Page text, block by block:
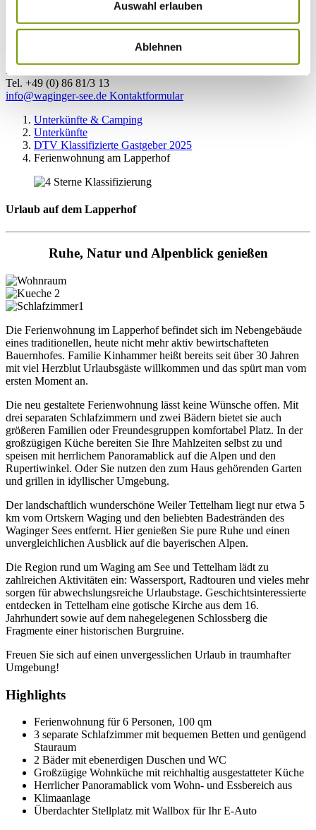
Auswahl erlauben
Ablehnen
KONTAKT
Tel. +49 (0) 86 81/3 13
info@waginger-see.de Kontaktformular
Unterkünfte & Camping
Unterkünfte
DTV Klassifizierte Gastgeber 2025
Ferienwohnung am Lapperhof
Urlaub auf dem Lapperhof
Ruhe, Natur und Alpenblick genießen
Die Ferienwohnung im Lapperhof befindet sich im Nebengebäude
eines traditionellen, heute nicht mehr aktiv bewirtschafteten
Bauernhofes. Familie Kinhammer heißt bereits seit über 30 Jahren
mit viel Herzblut Urlaubsgäste willkommen und das spürt man vom
ersten Moment an.
Die neu gestaltete Ferienwohnung lässt keine Wünsche offen. Mit
drei separaten Schlafzimmern und zwei Bädern bietet sie auch
größeren Familien oder Freundesgruppen komfortabel Platz. In der
großzügigen Küche bereiten Sie Ihre Mahlzeiten selbst zu und
speisen mit herrlichem Panoramablick auf die Alpen und den
Rupertiwinkel. Oder Sie nutzen den zum Haus gehörenden Garten
und grillen in idyllischer Umgebung.
Der landschaftlich wunderschöne Weiler Tettelham liegt nur etwa 5
km vom Ortskern Waging und den beliebten Badestränden des
Waginger Sees entfernt. Hier genießen Sie pure Ruhe und einen
unvergleichlichen Ausblick auf die bayerischen Alpen.
Die Region rund um Waging am See und Tettelham lädt zu
zahlreichen Aktivitäten ein: Wassersport, Radtouren und vieles mehr
sorgen für abwechslungsreiche Urlaubstage. Geschichtsinteressierte
entdecken in Tettelham eine gotische Kirche aus dem 16.
Jahrhundert sowie auf dem nahegelegenen Schlossberg die
Fragmente einer historischen Burgruine.
Freuen Sie sich auf einen unvergesslichen Urlaub in traumhafter
Umgebung!
Highlights
Ferienwohnung für 6 Personen, 100 qm
3 separate Schlafzimmer mit bequemen Betten und genügend
Stauraum
2 Bäder mit ebenerdigen Duschen und WC
Großzügige Wohnküche mit reichhaltig ausgestatteter Küche
Herrlicher Panoramablick vom Wohn- und Essbereich aus
Klimaanlage
Überdachter Stellplatz mit Wallbox für Ihr E-Auto